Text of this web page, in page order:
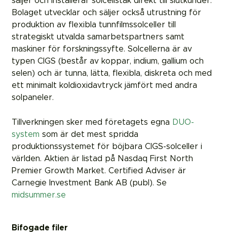
Bolaget utvecklar och säljer också utrustning för
produktion av flexibla tunnfilmssolceller till
strategiskt utvalda samarbetspartners samt
maskiner för forskningssyfte. Solcellerna är av
typen CIGS (består av koppar, indium, gallium och
selen) och är tunna, lätta, flexibla, diskreta och med
ett minimalt koldioxidavtryck jämfört med andra
solpaneler.
Tillverkningen sker med företagets egna DUO-
system som är det mest spridda
produktionssystemet för böjbara CIGS-solceller i
världen. Aktien är listad på Nasdaq First North
Premier Growth Market. Certified Adviser är
Carnegie Investment Bank AB (publ). Se
midsummer.se
Bifogade filer